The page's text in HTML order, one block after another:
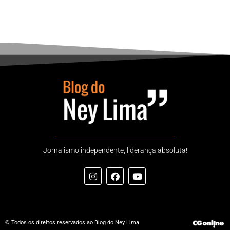
Jornalismo independente, liderança absoluta!
© Todos os direitos reservados ao Blog do Ney Lima